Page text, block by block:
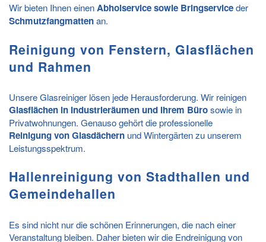
Wir bieten Ihnen einenAbholservice sowie Bringserviceder
Schmutzfangmattenan.
Reinigung von Fenstern, Glasflächen
und Rahmen
Unsere Glasreiniger lösen jede Herausforderung. Wir reinigen
Glasflächen in Industrieräumen und Ihrem Bürosowie in
Privatwohnungen. Genauso gehört die professionelle
Reinigung von Glasdächern und Wintergärten zu unserem
Leistungsspektrum.
Hallenreinigung von Stadthallen und
Gemeindehallen
Es sind nicht nur die schönen Erinnerungen, die nach einer
Veranstaltung bleiben. Daher bieten wir die Endreinigung von